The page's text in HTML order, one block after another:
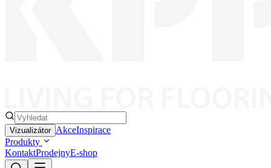
Vizualizátor AkceInspirace
Produkty
KontaktProdejnyE-shop